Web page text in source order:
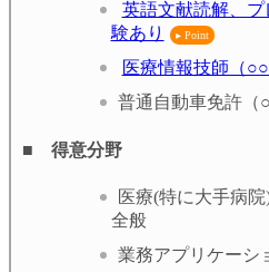
英語文献読解、
験あり
医療情報技師（
普通自動車免許（
■ 得意分野
医療(特に大手病
全般
業務アプリケーシ